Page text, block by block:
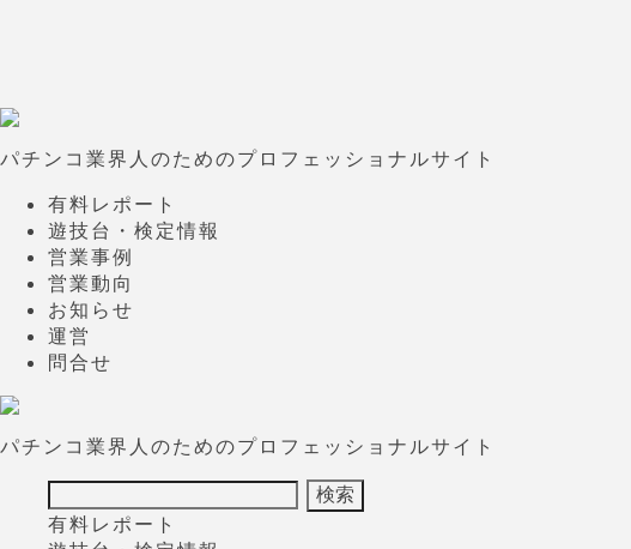
パチンコ業界人のためのプロフェッショナルサイト
有料レポート
遊技台・検定情報
営業事例
営業動向
お知らせ
運営
問合せ
パチンコ業界人のためのプロフェッショナルサイト
有料レポート